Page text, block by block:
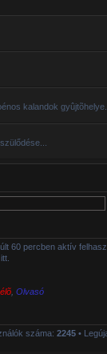
kalandok gyûjtõhelye...
60 percben aktív
Olvasó
száma: 2245 •